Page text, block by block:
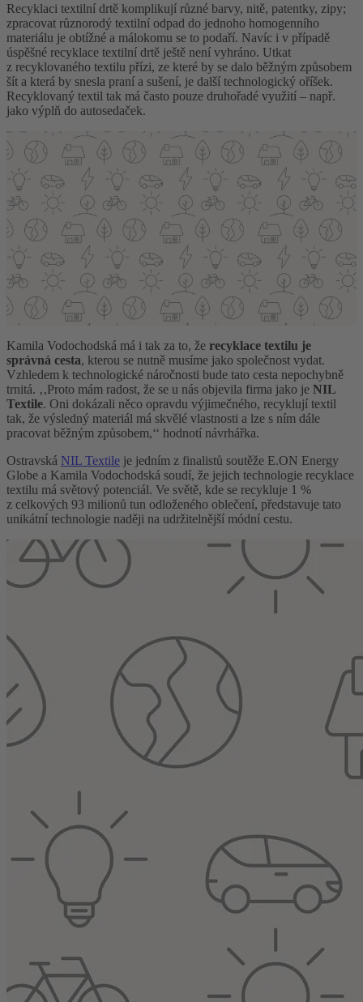
Recyklaci textilní drtě komplikují různé barvy, nitě, patentky, zipy;
zpracovat různorodý textilní odpad do jednoho homogenního
materiálu je obtížné a málokomu se to podaří. Navíc i v případě
úspěšné recyklace textilní drtě ještě není vyhráno. Utkat
z recyklovaného textilu přízi, ze které by se dalo běžným způsobem
šít a která by snesla praní a sušení, je další technologický oříšek.
Recyklovaný textil tak má často pouze druhořadé využití – např.
jako výplň do autosedaček.
Kamila Vodochodská má i tak za to, že recyklace textilu je
správná cesta, kterou se nutně musíme jako společnost vydat.
Vzhledem k technologické náročnosti bude tato cesta nepochybně
trnitá. ‚‚Proto mám radost, že se u nás objevila firma jako je NIL
Textile. Oni dokázali něco opravdu výjimečného, recyklují textil
tak, že výsledný materiál má skvělé vlastnosti a lze s ním dále
pracovat běžným způsobem,‘‘ hodnotí návrhářka.
Ostravská NIL Textile je jedním z finalistů soutěže E.ON Energy
Globe a Kamila Vodochodská soudí, že jejich technologie recyklace
textilu má světový potenciál. Ve světě, kde se recykluje 1 %
z celkových 93 milionů tun odloženého oblečení, představuje tato
unikátní technologie naději na udržitelnější módní cestu.